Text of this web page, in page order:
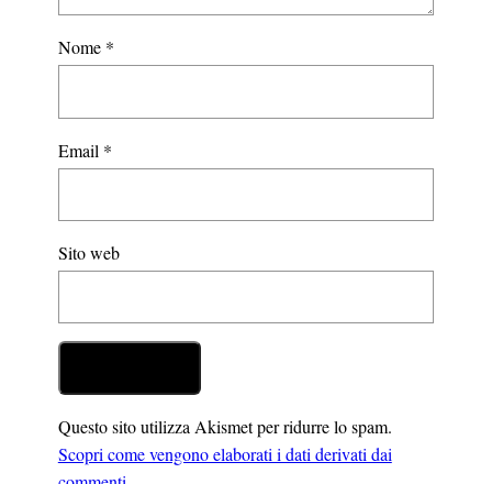
Nome *
Email *
Sito web
Questo sito utilizza Akismet per ridurre lo spam.
Scopri come vengono elaborati i dati derivati dai